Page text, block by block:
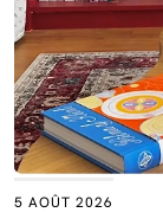
5 AOÛT 2026